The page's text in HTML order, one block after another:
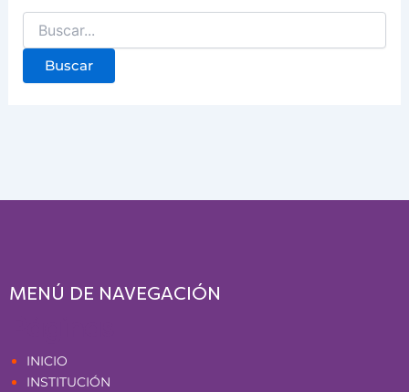
MENÚ DE NAVEGACIÓN
INICIO
INSTITUCIÓN